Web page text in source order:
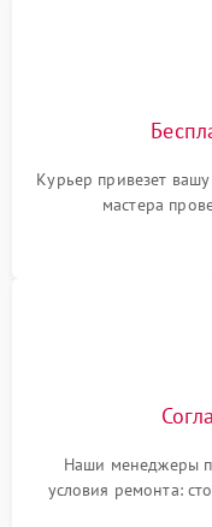
Курьер привезет
мастера
Наши менеджеры
условия ремонта: